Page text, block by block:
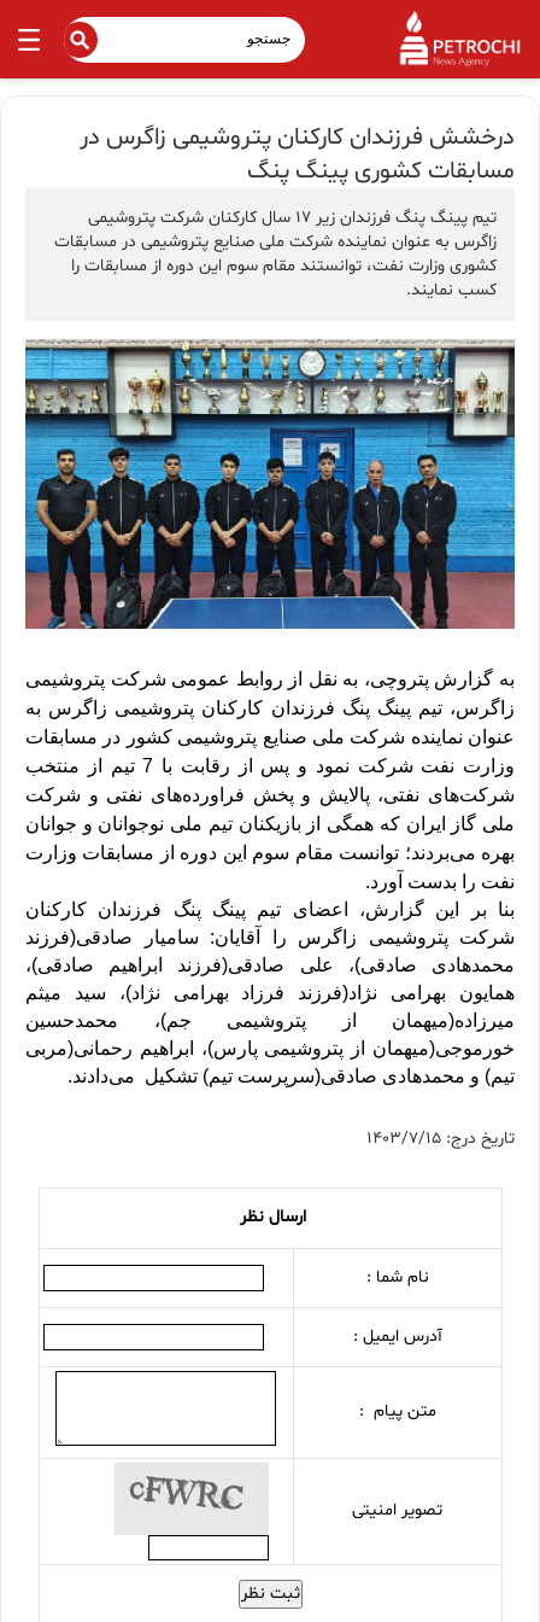
درخشش فرزندان کارکنان پتروشیمی زاگرس در
مسابقات کشوری پینگ پنگ
تیم پینگ پنگ فرزندان زیر 17 سال کارکنان شرکت پتروشیمی
زاگرس به عنوان نماینده شرکت ملی صنایع پتروشیمی در مسابقات
کشوری وزارت نفت، توانستند مقام سوم این دوره از مسابقات را
کسب نمایند.
به گزارش پتروچی، به نقل از روابط عمومی شرکت پتروشیمی
زاگرس، تیم پینگ پنگ فرزندان کارکنان پتروشیمی زاگرس به
عنوان نماینده شرکت ملی صنایع پتروشیمی کشور در مسابقات
وزارت نفت شرکت نمود و پس از رقابت با 7 تیم از منتخب
شرکت‌های نفتی، پالایش و پخش فراورده‌های نفتی و شرکت
ملی گاز ایران که همگی از بازیکنان تیم ملی نوجوانان و جوانان
بهره می‌بردند؛ توانست مقام سوم این دوره از مسابقات وزارت
نفت را بدست آورد.
بنا بر این گزارش، اعضای تیم پینگ پنگ فرزندان کارکنان
شرکت پتروشیمی زاگرس را آقایان: سامیار صادقی(فرزند
محمدهادی صادقی)، علی صادقی(فرزند ابراهیم صادقی)،
همایون بهرامی نژاد(فرزند فرزاد بهرامی نژاد)، سید میثم
میرزاده(میهمان از پتروشیمی جم)، محمدحسین
خورموجی(میهمان از پتروشیمی پارس)، ابراهیم رحمانی(مربی
تیم) و محمدهادی صادقی(سرپرست تیم) تشکیل می‌دادند.
تاریخ درج: 1403/7/15
ارسال نظر
نام شما :
آدرس ایمیل :
متن پیام :
تصویر امنیتی
ثبت نظر